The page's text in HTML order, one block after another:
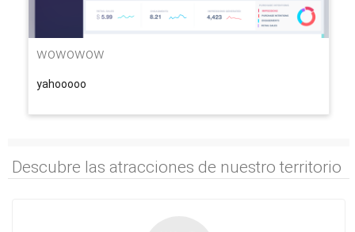
wowowow
yahooooo
Descubre las atracciones de nuestro territorio